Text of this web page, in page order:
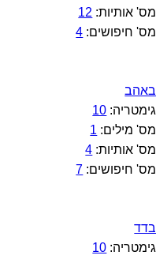
מס' אותיות: 12
מס' חיפושים: 4
באהב
גימטריה: 10
מס' מילים: 1
מס' אותיות: 4
מס' חיפושים: 7
בדד
גימטריה: 10